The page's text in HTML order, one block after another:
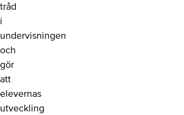
tråd
i
undervisningen
och
gör
att
elevernas
utveckling